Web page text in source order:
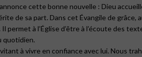
cette bonne nouvelle : Dieu
de sa part. Dans cet Évangile de grâce,
permet à l’Église d’être à l’écoute des
quotidien.
à vivre en confiance avec lui. Nous